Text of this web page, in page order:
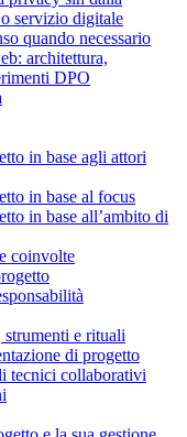
servizio digitale
quando necessario
architettura,
DPO
in base agli attori
in base al focus
in base all’ambito di
coinvolte
e rituali
di progetto
tecnici collaborativi